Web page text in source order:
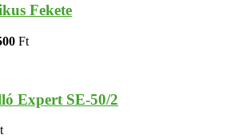
Fekete
Ft
Expert SE-50/2